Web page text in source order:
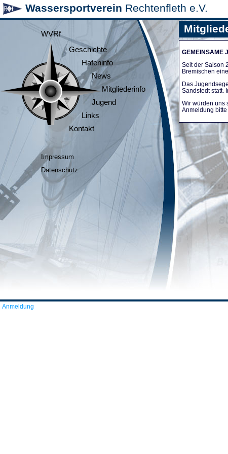
Wassersportverein Rechtenfleth e.V.
WVRf
Geschichte
Hafeninfo
News
Mitgliederinfo
Jugend
Links
Kontakt
Impressum
Datenschutz
GEMEINSAME
Seit der Saison
Bremischen
Das
Sandstedt statt.
Wir würden uns
Anmeldung
Anmeldung